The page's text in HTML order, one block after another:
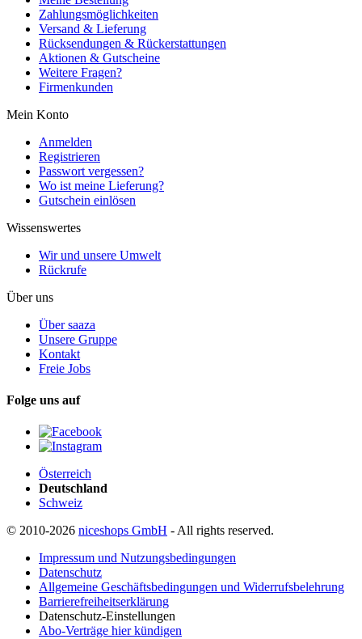
Zahlungsmöglichkeiten
Versand & Lieferung
Rücksendungen & Rückerstattungen
Aktionen & Gutscheine
Weitere Fragen?
Firmenkunden
Mein Konto
Anmelden
Registrieren
Passwort vergessen?
Wo ist meine Lieferung?
Gutschein einlösen
Wissenswertes
Wir und unsere Umwelt
Rückrufe
Über uns
Über saaza
Unsere Gruppe
Kontakt
Freie Jobs
Folge uns auf
Österreich
Deutschland
Schweiz
© 2010-2026 niceshops GmbH - All rights reserved.
Impressum und Nutzungsbedingungen
Datenschutz
Allgemeine Geschäftsbedingungen und Widerrufsbelehrung
Barrierefreiheitserklärung
Datenschutz-Einstellungen
Abo-Verträge hier kündigen